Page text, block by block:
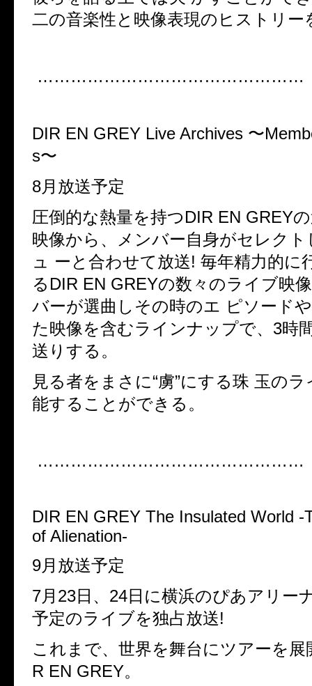
二の音楽性と映像表現のヒストリー
…………………………………………
DIR EN GREY Live Archives 〜
s〜
8月放送予定
圧倒的な熱量を持つDIR EN GREY
映像から、メンバー自身がセレク
ュ ーと合わせて放送! 毎年精力的に
るDIR EN GREYの数々のライブ映
バーが選曲しその時のエ ピソード
た映像を含むラインナップで、3時
送りする。
見る者をまさに“虜”にする珠 玉の
能することができる。
…………………………………………
DIR EN GREY The Insulated World -
of Alienation-
9月放送予定
7月23日、24日に横浜のぴあアリー
予定のライブを独占放送!
これまで、世界を舞台にツアーを
R EN GREY。